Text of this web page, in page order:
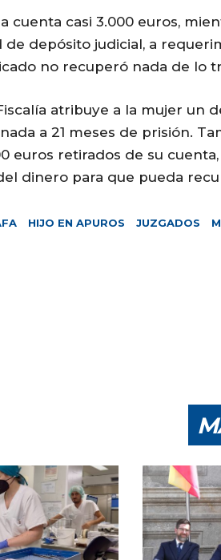
cuenta casi 3.000 euros,
de depósito judicial, a
no recuperó nada de lo
atribuye a la mujer un
a 21 meses de prisión.
euros retirados de su
dinero para que pueda
HIJO EN APUROS JUZGADOS